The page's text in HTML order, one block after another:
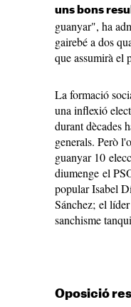
uns bons
guanyar", ha
gairebé a dos
que assumirà el
La formació
una inflexió
durant dècades
generals. Però
guanyar 10
diumenge el
popular Isabel
Sánchez; el
sanchisme
Oposició